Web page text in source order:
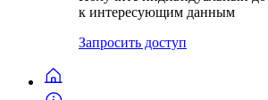
DEMO
Получите индивидуальный